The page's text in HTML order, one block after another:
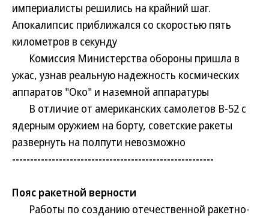
империалисты решились на крайний шаг.
Апокалипсис приближался со скоростью пять
километров в секунду
Комиссия Министерства обороны пришла в
ужас, узнав реальную надежность космических
аппаратов "Око" и наземной аппаратуры
В отличие от американских самолетов В-52 с
ядерным оружием на борту, советские ракеты
развернуть на полпути невозможно
--------------------------------------------------------
Пояс ракетной верности
Работы по созданию отечественной ракетно-